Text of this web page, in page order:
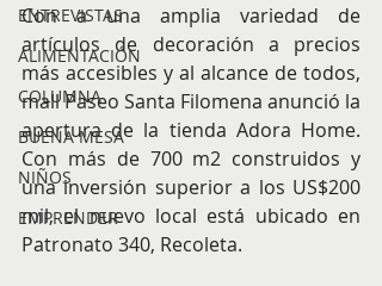
ENTREVISTAS
ALIMENTACIÓN
COLUMNA
BUENA MESA
NIÑOS
EMPRENDER
Con a una amplia variedad de
artículos de decoración a precios
más accesibles y al alcance de todos,
mall Paseo Santa Filomena anunció la
apertura de la tienda Adora Home.
Con más de 700 m2 construidos y
una inversión superior a los US$200
mil, el nuevo local está ubicado en
Patronato 340, Recoleta.